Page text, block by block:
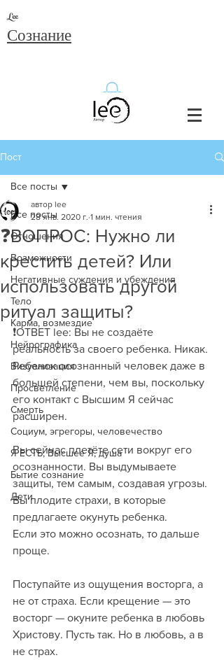
Lee
Сознание
Пост
Все посты
Отношения
Возможности
Негативные суждения и убеждения
Тело
Карма, возмездие
Нейрографика
Визуализация
Просветление
Смерть
Социум, эгрегоры, человечество
Я ЕСТЬ, Высшее Я, душа
Бытие сознание
Дети
Все посты
❓ВОПРОС: Нужно ли
крестить детей? Или
использовать другой
ритуал защиты?
автор lee
28 янв. 2020 г. 1 мин. чтения
❗️ОТВЕТ lee: Вы не создаёте
реальность за своего ребенка. Никак.
Ребенок осознанный человек даже в
большей степени, чем вы, поскольку
его контакт с Высшим Я сейчас
расширен.
Вы сейчас плетёте сети вокруг его
осознанности. Вы выдумываете
защиты, тем самым, создавая угрозы.
Вы плодите страхи, в которые
предлагаете окунуть ребенка.
Если это можно осознать, то дальше
проще.
Поступайте из ощущения восторга, а
не от страха. Если крещение — это
восторг — окуните ребенка в любовь
Христову. Пусть так. Но в любовь, а в
не страх.